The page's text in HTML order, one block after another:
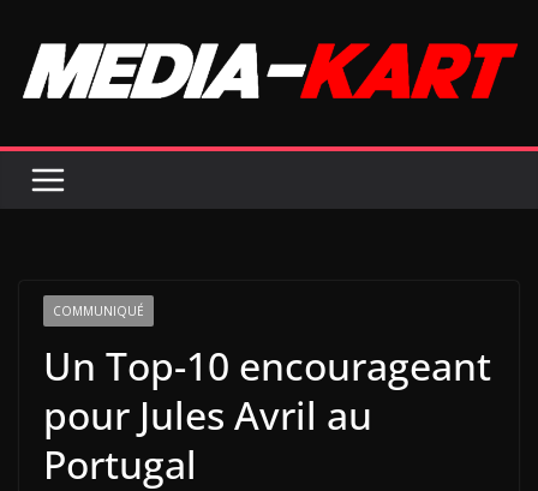
contenu
COMMUNIQUÉ
Un Top-10 encourageant
pour Jules Avril au
Portugal